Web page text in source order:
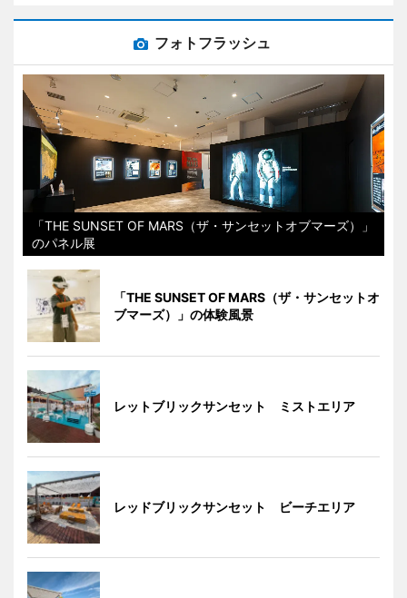
フォトフラッシュ
「THE SUNSET OF MARS（ザ・サンセットオブマーズ）」
のパネル展
「THE SUNSET OF MARS（ザ・サンセットオ
ブマーズ）」の体験風景
レットブリックサンセット ミストエリア
レッドブリックサンセット ビーチエリア